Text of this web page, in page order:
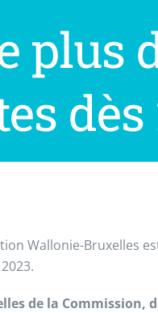
plus
dès
Wallonie-Bruxelles
de la Commission,